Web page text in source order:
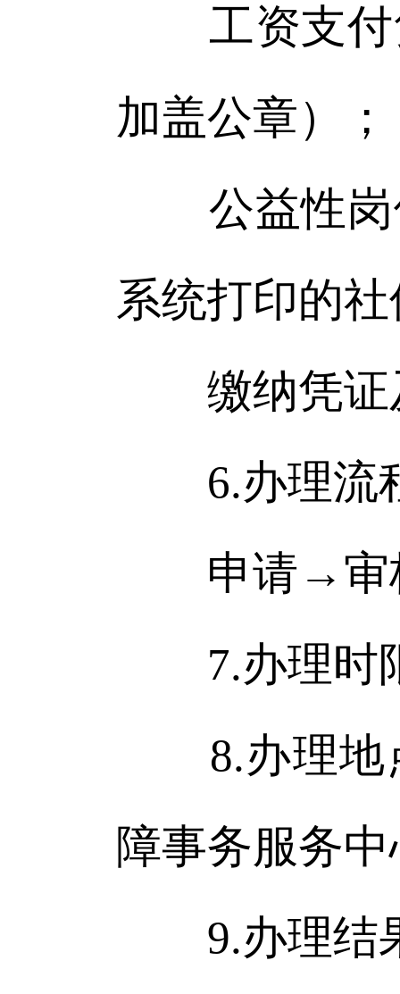
工资支付
加盖公章）；
公益性岗
系统打印的
缴纳凭证
6.办理流
申请→审
7.办理时限
8.办理地点
障事务服务
9.办理结果